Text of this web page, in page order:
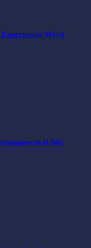
Experiencia Móvil
en el Año